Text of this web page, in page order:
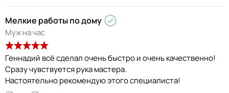
Мелкие работы по дому
Муж на час
Геннадий всё сделал очень быстро и очень качественно!
Сразу чувствуется рука мастера.
Настоятельно рекомендую этого специалиста!